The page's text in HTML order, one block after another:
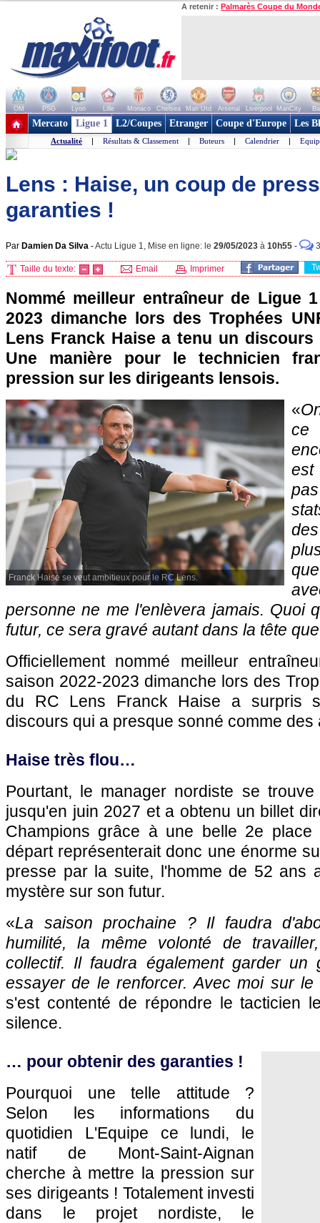
A retenir : Palmarès Coupe du
OM PSG Lyon Lille Monaco Chelsea Man Utd Arsenal Liverpool ManCity
+ de clubs
Mercato Ligue 1 L2/Coupes Etranger Coupe d'Europe Les
Actualité | Résultats & Classement | Buteurs | Calendrier |
Lens : Haise, un coup de
garanties !
Par Damien Da Silva -Actu Ligue 1, Mise en ligne: le 29/05/2023 à 10h55 - 3
Taille du texte: Email Imprimer
Nommé meilleur entraîneur de Ligue
2023 dimanche lors des Trophées
Lens Franck Haise a tenu un
Une manière pour le technicien
pression sur les dirigeants lensois.
Franck Haise se veut ambitieux pour le RC Lens.
«
ce
personne ne me l'enlèvera jamais. Quoi
futur, ce sera gravé autant dans la tête
Officiellement nommé meilleur
saison 2022-2023 dimanche lors des
du RC Lens Franck Haise a surpris
discours qui a presque sonné comme des
Haise très flou…
Pourtant, le manager nordiste se
jusqu'en juin 2027 et a obtenu un billet
Champions grâce à une belle 2e place
départ représenterait donc une énorme
presse par la suite, l'homme de 52 ans
mystère sur son futur.
«La saison prochaine ? Il faudra
humilité, la même volonté de
collectif. Il faudra également garder un
essayer de le renforcer. Avec moi sur
s'est contenté de répondre le tacticien
silence.
… pour obtenir des garanties !
Pourquoi une telle attitude ?
Selon les informations du
quotidien L'Equipe ce lundi, le
natif de Mont-Saint-Aignan
cherche à mettre la pression sur
ses dirigeants ! Totalement investi
dans le projet nordiste, le